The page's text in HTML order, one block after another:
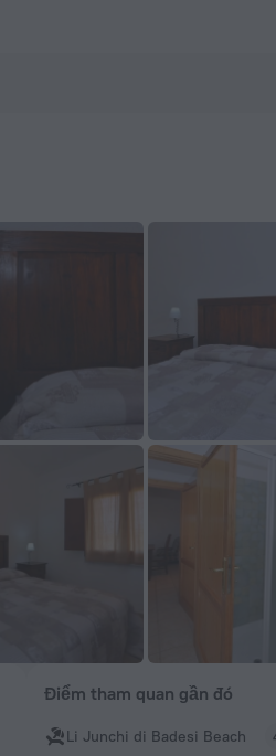
Điểm tham quan gần đó
Li Junchi di Badesi Beach